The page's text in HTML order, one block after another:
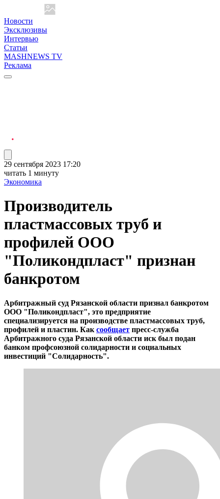
Новости
Эксклюзивы
Интервью
Статьи
MASHNEWS TV
Реклама
29 сентября 2023 17:20
читать 1 минуту
Экономика
Производитель
пластмассовых труб и
профилей ООО
"Поликондпласт" признан
банкротом
Арбитражный суд Рязанской области признал банкротом
ООО "Поликондпласт", это предприятие
специализируется на производстве пластмассовых труб,
профилей и пластин. Как сообщает пресс-служба
Арбитражного суда Рязанской области иск был подан
банком профсоюзной солидарности и социальных
инвестиций "Солидарность".